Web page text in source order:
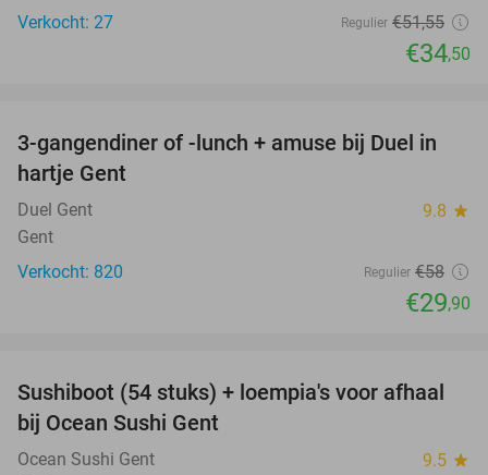
Verkocht: 27
Regulier €51,55
€34,50
48%
3-gangendiner of -lunch + amuse bij Duel in
hartje Gent
Duel Gent 9.8 star
Gent
Verkocht: 820
Regulier €58
€29,90
55%
Sushiboot (54 stuks) + loempia's voor afhaal
bij Ocean Sushi Gent
Ocean Sushi Gent 9.5 star